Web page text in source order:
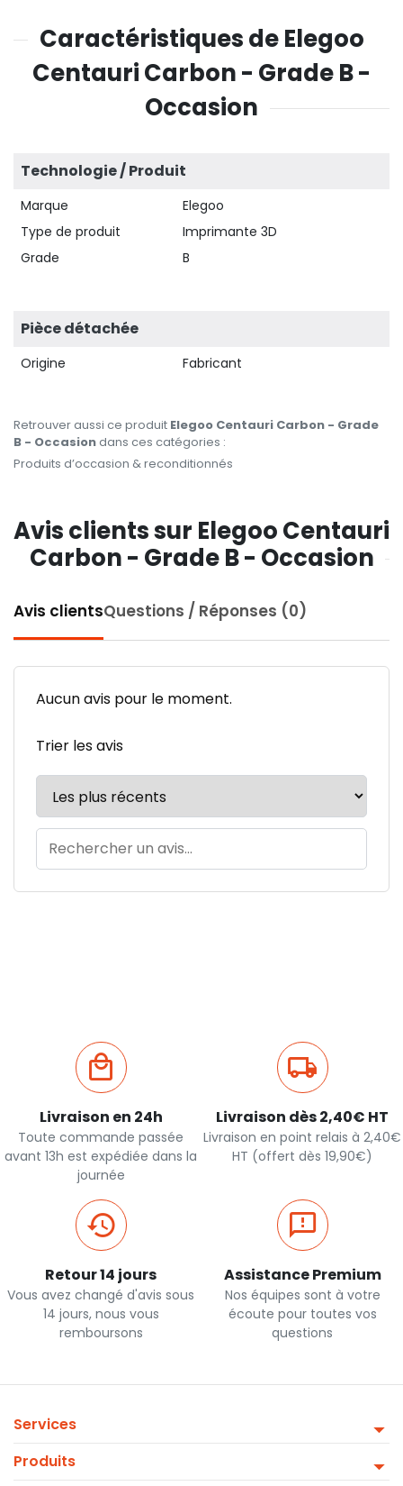
Caractéristiques de Elegoo
Centauri Carbon - Grade B -
Occasion
Technologie / Produit
Marque
Elegoo
Type de produit
Imprimante 3D
Grade
B
Pièce détachée
Origine Fabricant
Retrouver aussi ce produit Elegoo Centauri Carbon - Grade
B - Occasiondans ces catégories :
Produits d’occasion & reconditionnés
Avis clients sur Elegoo Centauri
Carbon - Grade B - Occasion
Avis clientsQuestions / Réponses (0)
Aucun avis pour le moment.
Trier les avis
Livraison en 24h
Toute commande passée
avant 13h est expédiée dans la
journée
Livraison dès 2,40€ HT
Livraison en point relais à 2,40€
HT (offert dès 19,90€)
Retour 14 jours
Vous avez changé d'avis sous
14 jours, nous vous
remboursons
Assistance Premium
Nos équipes sont à votre
écoute pour toutes vos
questions
Services
Produits